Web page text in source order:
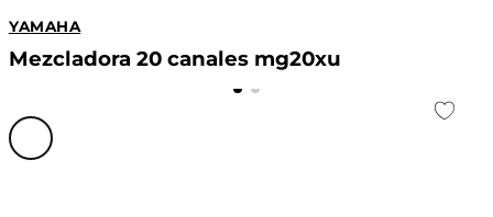
YAMAHA
Mezcladora 20 canales mg20xu